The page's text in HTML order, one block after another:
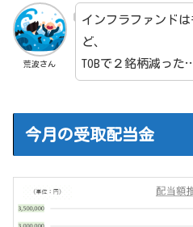
荒波さん
インフラファンド
ど、
TOBで２銘柄減った
今月の受取配当金